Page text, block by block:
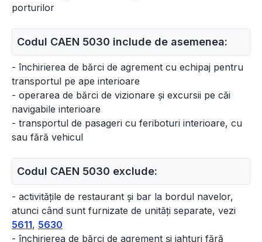
porturilor
Codul CAEN 5030 include de asemenea:
- închirierea de bărci de agrement cu echipaj pentru
transportul pe ape interioare
- operarea de bărci de vizionare și excursii pe căi
navigabile interioare
- transportul de pasageri cu feriboturi interioare, cu
sau fără vehicul
Codul CAEN 5030 exclude:
- activitățile de restaurant și bar la bordul navelor,
atunci când sunt furnizate de unități separate, vezi
5611, 5630
- închirierea de bărci de agrement și iahturi fără